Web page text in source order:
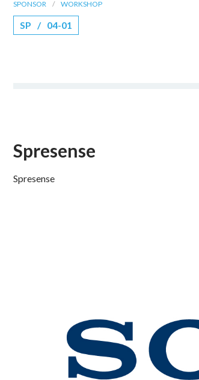
SPONSOR WORKSHOP
SP 04-01
Spresense
Spresense